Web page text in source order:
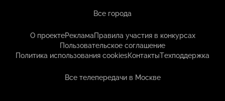
Все города
О проектеРекламаПравила участия в конкурсах
Пользовательское соглашение
Политика использования cookiesКонтактыТехподдержка
Все телепередачи в Москве